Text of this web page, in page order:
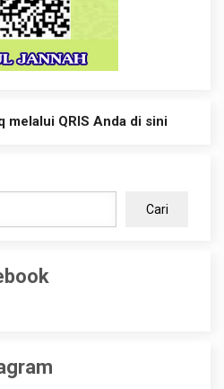
melalui QRIS Anda di sini
Cari